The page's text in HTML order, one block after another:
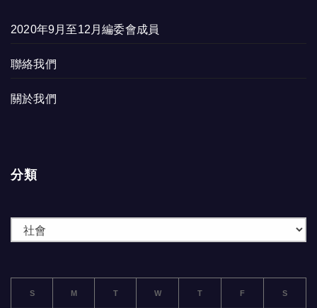
2020年9月至12月編委會成員
聯絡我們
關於我們
分類
S M T W T F S